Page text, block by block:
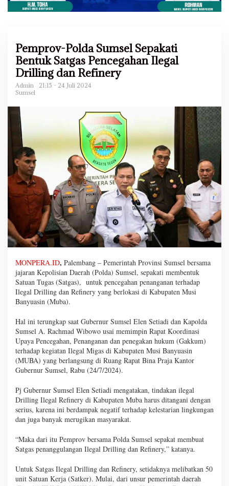
Pemprov-Polda Sumsel Sepakati
Bentuk Satgas Pencegahan Ilegal
Drilling dan Refinery
Admin
21:15 - 24 Juli 2024
Sumsel
MONPERA.ID, Palembang – Pemerintah Provinsi Sumsel bersama
jajaran Kepolisian Daerah (Polda) Sumsel, sepakati membentuk
Satuan Tugas (Satgas), untuk pencegahan penanganan terhadap
Ilegal Drilling dan Refinery yang berlokasi di Kabupaten Musi
Banyuasin (Muba).
Hal ini terungkap saat Gubernur Sumsel Elen Setiadi dan Kapolda
Sumsel A. Rachmad Wibowo usai memimpin Rapat Koordinasi
Upaya Pencegahan, Penanganan dan penegakan hukum (Gakkum)
terhadap kegiatan Ilegal Migas di Kabupaten Musi Banyuasin
(MUBA) yang berlangsung di Ruang Rapat Bina Praja Kantor
Gubernur Sumsel, Rabu (24/7/2024).
Pj Gubernur Sumsel Elen Setiadi mengatakan, tindakan ilegal
Drilling Ilegal Refinery di Kabupaten Muba harus ditangani dengan
serius, karena ini berdampak negatif terhadap kelestarian lingkungan
dan juga banyak merugikan masyarakat.
“Maka dari itu Pemprov bersama Polda Sumsel sepakat membuat
Satgas penanggulangan Ilegal Drilling dan Refinery,” katanya.
Untuk Satgas Ilegal Drilling dan Refinery, setidaknya melibatkan 50
unit Satuan Kerja (Satker). Mulai, dari unsur pemerintah daerah